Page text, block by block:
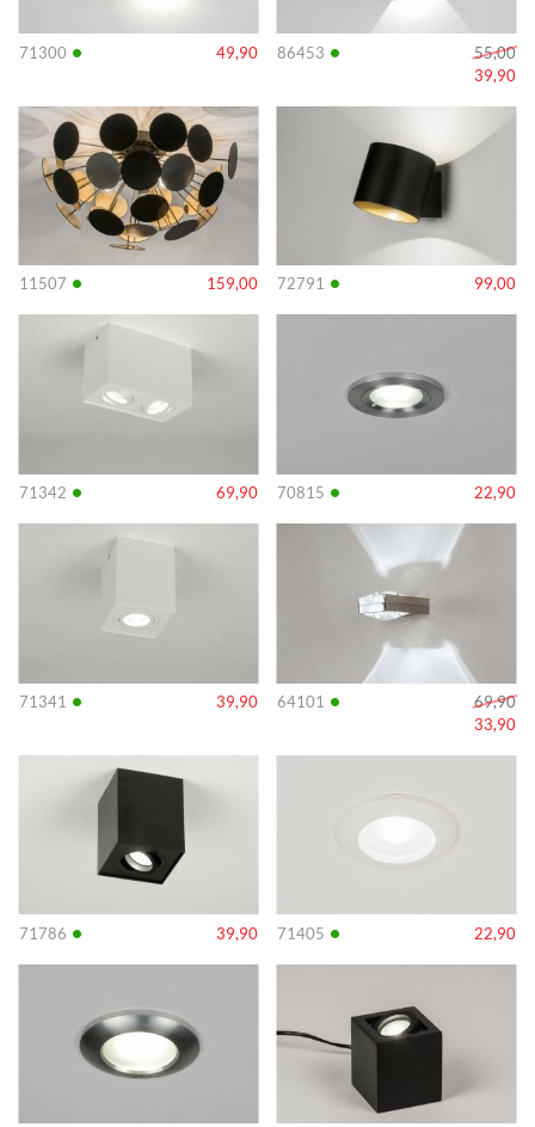
71300 • 49,90 86453 •
55,00
39,90
11507 • 159,00
Info
72791 • 99,00
Info
71342 • 69,90
Info
70815 • 22,90
Info
71341 • 39,90
Info
64101 •
69,90
33,90
Info
71786 • 39,90
Info
71405 • 22,90
Info
Info Info